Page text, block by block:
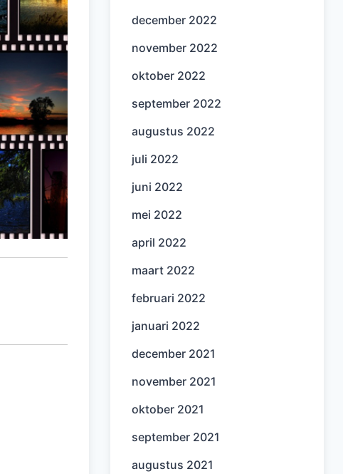
december 2022
november 2022
oktober 2022
september 2022
augustus 2022
juli 2022
juni 2022
mei 2022
april 2022
maart 2022
februari 2022
januari 2022
december 2021
november 2021
oktober 2021
september 2021
augustus 2021